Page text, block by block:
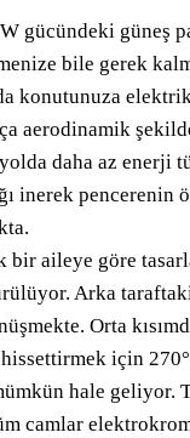
gücündeki güneş
bile gerek
konutunuza
aerodinamik
daha az enerji
inerek pencerenin
bir aileye göre
Arka taraftaki
Orta
için
hale
camlar